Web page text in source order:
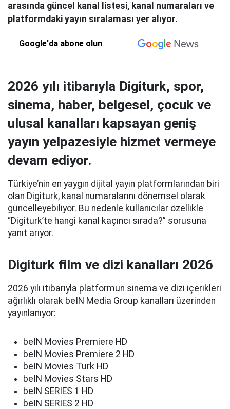
arasında güncel kanal listesi, kanal numaraları ve
platformdaki yayın sıralaması yer alıyor.
Google'da abone olun
2026 yılı itibarıyla Digiturk, spor,
sinema, haber, belgesel, çocuk ve
ulusal kanalları kapsayan geniş
yayın yelpazesiyle hizmet vermeye
devam ediyor.
Türkiye’nin en yaygın dijital yayın platformlarından biri
olan Digiturk, kanal numaralarını dönemsel olarak
güncelleyebiliyor. Bu nedenle kullanıcılar özellikle
“Digiturk’te hangi kanal kaçıncı sırada?” sorusuna
yanıt arıyor.
Digiturk film ve dizi kanalları 2026
2026 yılı itibarıyla platformun sinema ve dizi içerikleri
ağırlıklı olarak beIN Media Group kanalları üzerinden
yayınlanıyor:
beIN Movies Premiere HD
beIN Movies Premiere 2 HD
beIN Movies Turk HD
beIN Movies Stars HD
beIN SERIES 1 HD
beIN SERIES 2 HD